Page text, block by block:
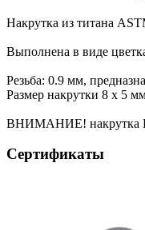
Накрутка из титана
Выполнена в виде
Резьба: 0.9 мм,
Размер накрутки 8 x 5
ВНИМАНИЕ! накрутка
Сертификаты